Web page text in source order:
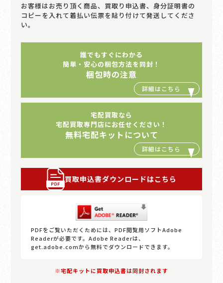
お客様はお売り頂く商品、買取り申込書、身分証明書の
コピーを入れて着払い伝票を貼り付けて発送してくださ
い。
誰でもすぐにわかる
簡単・安心の梱包方法を同封！
梱包時の注意
宅配買取なら
宅配買取専門店にお任せください！
無料宅配キットについて
買取申込書ダウンロードはこちら
PDFをご覧いただくためには、PDF閲覧用ソフトAdobe
Readerが必要です。Adobe Readerは、
get.adobe.comから無料でダウンロードできます。
※宅配キットに買取申込書は同封されます